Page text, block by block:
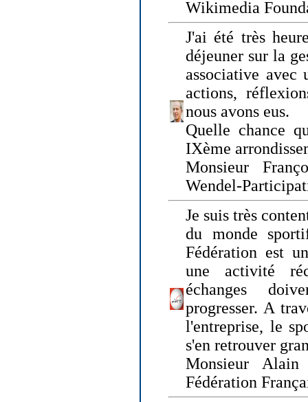
Wikimedia
J'ai été très
déjeuner sur la
associative avec
actions,
nous avons eus.
Quelle chance
IXème
Monsieur
Wendel-
Je suis très
du monde
Fédération est
une activité
échanges
progresser. A
l'entreprise, le
s'en retrouver
Monsieur
Fédération